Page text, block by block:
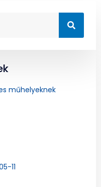
műhelyeknek
11